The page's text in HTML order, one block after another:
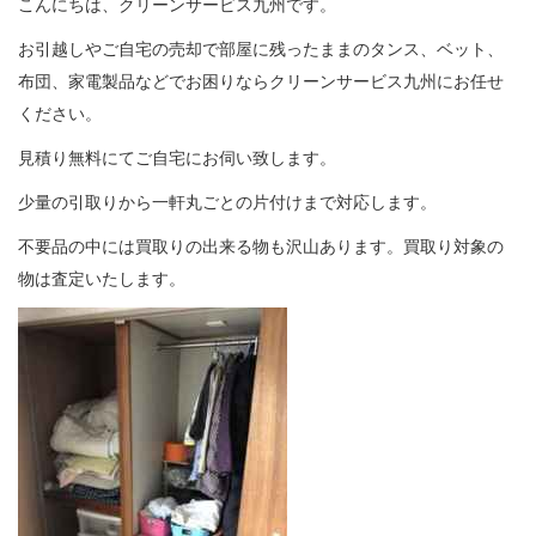
こんにちは、クリーンサービス九州です。
お引越しやご自宅の売却で部屋に残ったままのタンス、ベット、
布団、家電製品などでお困りならクリーンサービス九州にお任せ
ください。
見積り無料にてご自宅にお伺い致します。
少量の引取りから一軒丸ごとの片付けまで対応します。
不要品の中には買取りの出来る物も沢山あります。買取り対象の
物は査定いたします。